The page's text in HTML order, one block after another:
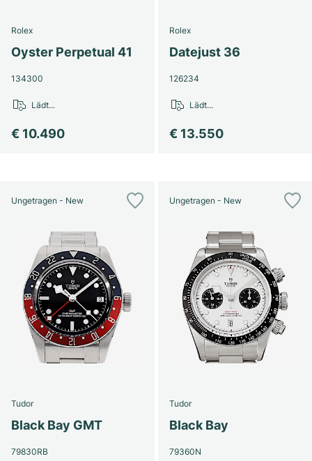
Rolex
Oyster Perpetual 41
134300
€ 10.490
Lädt...
Rolex
Datejust 36
126234
€ 13.550
Lädt...
Ungetragen - New
Tudor
Black Bay GMT
79830RB
Ungetragen - New
Tudor
Black Bay
79360N